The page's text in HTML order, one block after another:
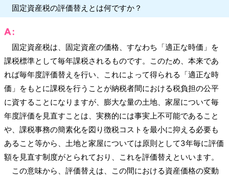
固定資産税の評価替えとは何ですか？
固定資産税は、固定資産の価格、すなわち「適正な時価」を
課税標準として毎年課税されるものです。このため、本来であ
れば毎年度評価替えを行い、これによって得られる「適正な時
価」をもとに課税を行うことが納税者間における税負担の公平
に資することになりますが、膨大な量の土地、家屋について毎
年度評価を見直すことは、実務的には事実上不可能であること
や、課税事務の簡素化を図り徴税コストを最小に抑える必要も
あること等から、土地と家屋については原則として3年毎に評価
額を見直す制度がとられており、これを評価替えといいます。
この意味から、評価替えは、この間における資産価格の変動